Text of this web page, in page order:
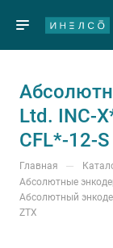
Ltd. INC-
CFL*-12-
Главная —
Абсолютные
Абсолютный
ZTX